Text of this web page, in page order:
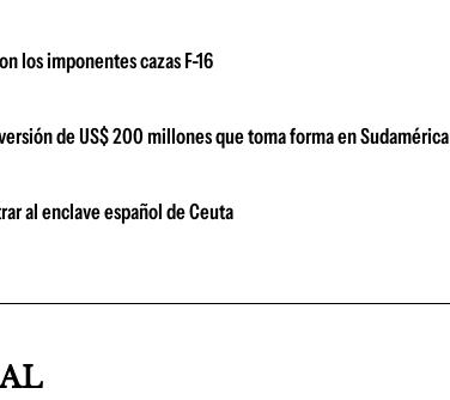
los imponentes cazas F-16
de US$ 200 millones que toma forma en Sudamérica
al enclave español de Ceuta